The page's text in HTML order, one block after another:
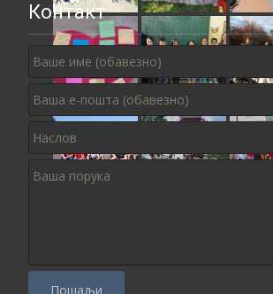
Контакт